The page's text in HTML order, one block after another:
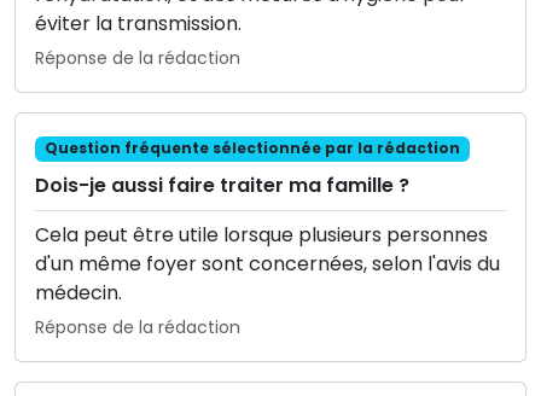
éviter la transmission.
Réponse de la rédaction
Question fréquente sélectionnée par la rédaction
Dois-je aussi faire traiter ma famille ?
Cela peut être utile lorsque plusieurs personnes
d'un même foyer sont concernées, selon l'avis du
médecin.
Réponse de la rédaction